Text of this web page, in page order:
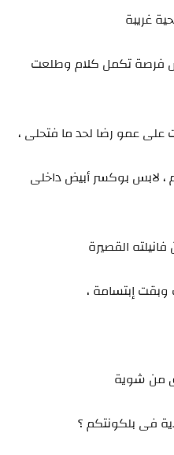
غريبة
فرصة تكمل كلام وطلعت
عمو رضا لحد ما فتحلى ،
لابس بوكسر أبيض داخلى
القصيرة
إبتسامة ،
من شوية
فى بلكونتكم ؟